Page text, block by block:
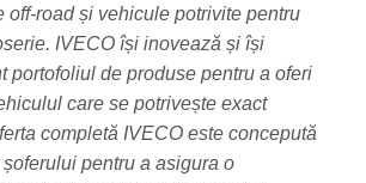
off-road și vehicule potrivite pentru
IVECO își inovează și își
portofoliul de produse pentru a oferi
care se potrivește exact
completă IVECO este concepută
pentru a asigura o